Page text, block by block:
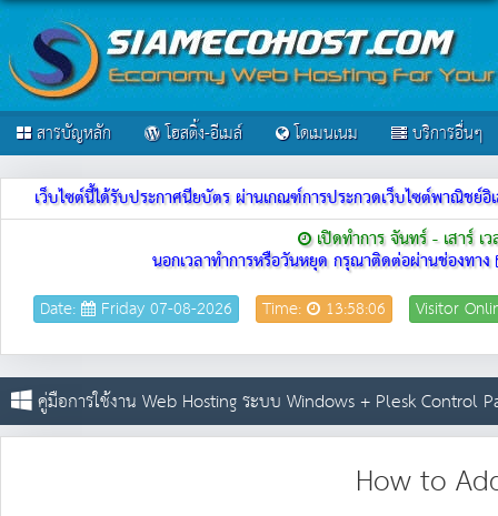
สารบัญหลัก โฮสติ้ง-อีเมล์ โดเมนเนม บริการอื่นๆ
เว็บไซต์นี้ได้รับประกาศนียบัตร ผ่านเกณฑ์การประกวดเว็บไซต์พาณิช
เปิดทำการ จันทร์ - เสาร์
นอกเวลาทำการหรือวันหยุด กรุณาติดต่อผ่านช่องทาง
Date: Friday 07-08-2026 Time: 13:58:06 Visitor
คู่มือการใช้งาน Web Hosting ระบบ Windows + Plesk Control
How to